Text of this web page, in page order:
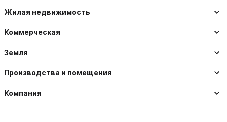
Жилая недвижимость
Коммерческая
Земля
Производства и помещения
Компания